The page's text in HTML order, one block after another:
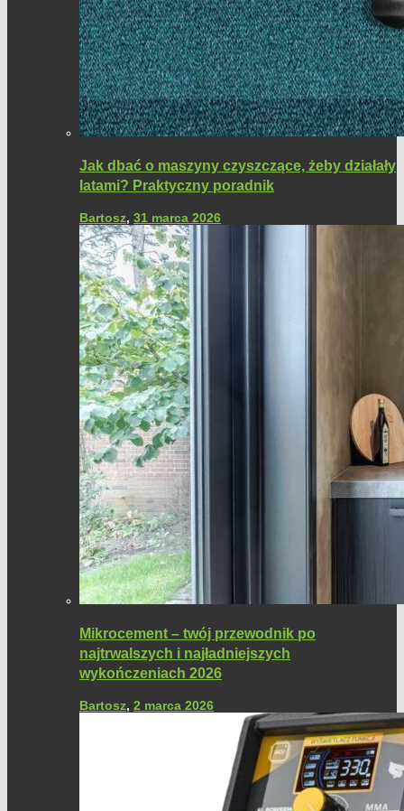
Jak dbać o maszyny czyszczące, żeby działały
latami? Praktyczny poradnik
Bartosz, 31 marca 2026
Mikrocement – twój przewodnik po
najtrwalszych i najładniejszych
wykończeniach 2026
Bartosz, 2 marca 2026